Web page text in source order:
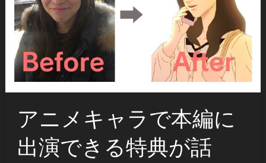
アニメキャラで本編に
出演できる特典が話